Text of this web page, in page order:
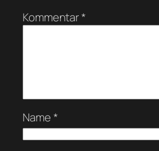
Kommentar*
Name*